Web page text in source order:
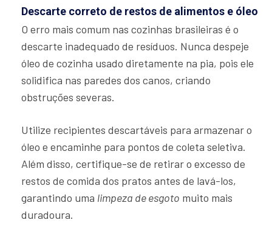
Descarte correto de restos de alimentos e óleo
O erro mais comum nas cozinhas brasileiras é o
descarte inadequado de resíduos. Nunca despeje
óleo de cozinha usado diretamente na pia, pois ele
solidifica nas paredes dos canos, criando
obstruções severas.
Utilize recipientes descartáveis para armazenar o
óleo e encaminhe para pontos de coleta seletiva.
Além disso, certifique-se de retirar o excesso de
restos de comida dos pratos antes de lavá-los,
garantindo uma limpeza de esgoto muito mais
duradoura.